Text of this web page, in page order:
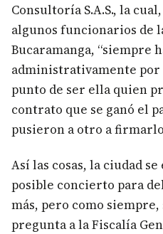
Consultoría S.A.S., la
algunos funcionarios de
Bucaramanga, “siempre
administrativamente por
punto de ser ella quien
contrato que se ganó el
pusieron a otro a
Así las cosas, la ciudad
posible concierto para
más, pero como
pregunta a la Fiscalía